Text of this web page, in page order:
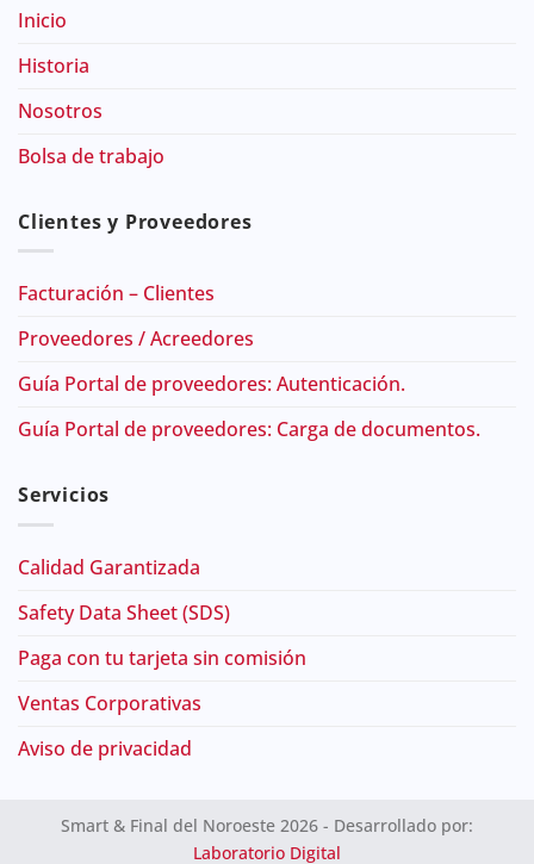
Inicio
Historia
Nosotros
Bolsa de trabajo
Clientes y Proveedores
Facturación – Clientes
Proveedores / Acreedores
Guía Portal de proveedores: Autenticación.
Guía Portal de proveedores: Carga de documentos.
Servicios
Calidad Garantizada
Safety Data Sheet (SDS)
Paga con tu tarjeta sin comisión
Ventas Corporativas
Aviso de privacidad
Smart & Final del Noroeste 2026 - Desarrollado por:
Laboratorio Digital